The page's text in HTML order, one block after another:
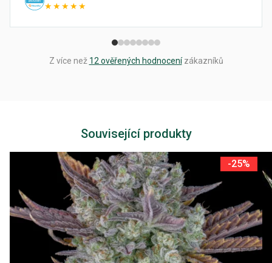
★★★★★
Z více než 12 ověřených hodnocenízákazníků
Související produkty
-25%